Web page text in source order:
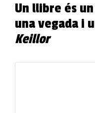
Un llibre és
una vegada i
Keillor